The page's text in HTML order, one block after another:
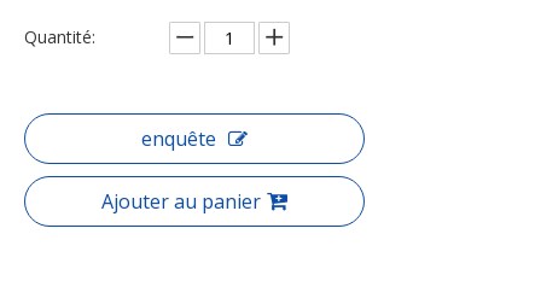
Quantité:
enquête
Ajouter au panier